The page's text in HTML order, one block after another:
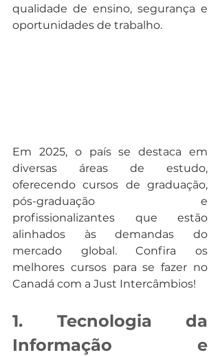
qualidade de ensino, segurança e
oportunidades de trabalho.
Em 2025, o país se destaca em
diversas áreas de estudo,
oferecendo cursos de graduação,
pós-graduação e
profissionalizantes que estão
alinhados às demandas do
mercado global. Confira os
melhores cursos para se fazer no
Canadá com a Just Intercâmbios!
1. Tecnologia da
Informação e